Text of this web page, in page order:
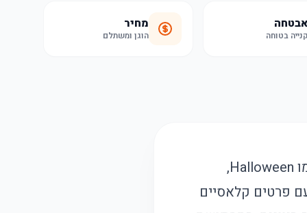
אבטחה
קנייה בטוחה
מחיר
הוגן ומשתלם
תחפושת מהודרת לילדות בהשראת האלה היוונית אתנה, המיועדת לאירועים כמו Halloween,
פרטים קלאסיים